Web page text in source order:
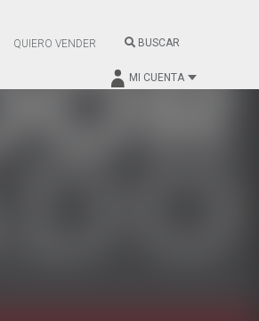
QUIERO VENDER BUSCAR
MI CUENTA